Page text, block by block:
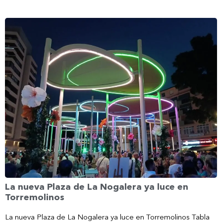
La nueva Plaza de La Nogalera ya luce en
Torremolinos
La nueva Plaza de La Nogalera ya luce en Torremolinos Tabla